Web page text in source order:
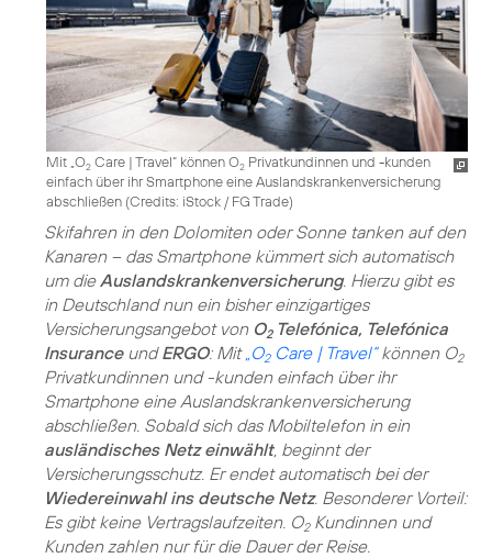
Mit „O2 Care | Travel“ können O2 Privatkundinnen und -kunden
einfach über ihr Smartphone eine Auslandskrankenversicherung
abschließen (Credits: iStock / FG Trade)
Skifahren in den Dolomiten oder Sonne tanken auf den
Kanaren – das Smartphone kümmert sich automatisch
um dieAuslandskrankenversicherung. Hierzu gibt es
in Deutschland nun ein bisher einzigartiges
Versicherungsangebot von O2Telefónica, Telefónica
InsuranceundERGO: Mit„O2Care | Travel“können O2
Privatkundinnen und -kunden einfach über ihr
Smartphone eine Auslandskrankenversicherung
abschließen. Sobald sich das Mobiltelefon in ein
ausländisches Netz einwählt, beginnt der
Versicherungsschutz. Er endet automatisch bei der
Wiedereinwahl ins deutsche Netz. Besonderer Vorteil:
Es gibt keine Vertragslaufzeiten. O2Kundinnen und
Kunden zahlen nur für die Dauer der Reise.